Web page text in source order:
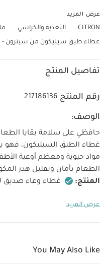
عرض المزيد
CITRON التغذية والكراسي
غطاء طبق سيليكون من سيترون -
تفاصيل المنتج
رقم المنتج 217186136
الوصف:
حافظي على سلامة بقايا
غطاء الطبق السيليكون، فهو
مواد حيوية ومعظم أوعية
الطعام بأمان وتقليل هدر
المنتج:
غطاء وعاء صديق
الاستخدام
مناسب للوضع في الميكروويف
عرض المزيد
You May Also Like